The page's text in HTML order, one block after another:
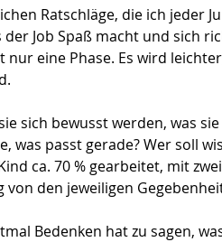
Ratschläge, die ich jeder
Job Spaß macht und sich
eine Phase. Es wird
sich bewusst werden, was
was passt gerade? Wer soll
ca. 70 % gearbeitet, mit
von den jeweiligen
Bedenken hat zu sagen,